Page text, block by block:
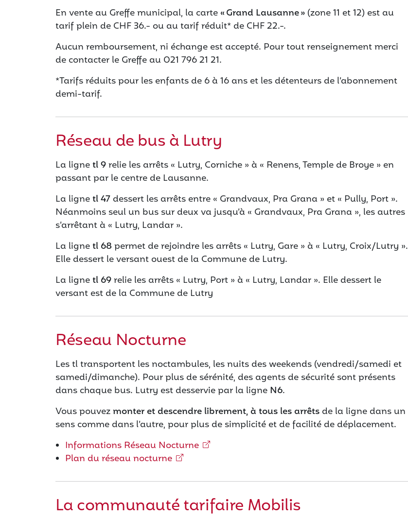
En vente au Greffe municipal, la carte « Grand Lausanne » (zone 11 et 12) est au
tarif plein de CHF 36.- ou au tarif réduit* de CHF 22.-.
Aucun remboursement, ni échange est accepté. Pour tout renseignement merci
de contacter le Greffe au 021 796 21 21.
*Tarifs réduits pour les enfants de 6 à 16 ans et les détenteurs de l’abonnement
demi-tarif.
Réseau de bus à Lutry
La lignetl 9relie les arrêts « Lutry, Corniche » à « Renens, Temple de Broye » en
passant par le centre de Lausanne.
La lignetl 47 dessert les arrêts entre « Grandvaux, Pra Grana » et « Pully, Port ».
Néanmoins seul un bus sur deux va jusqu’à « Grandvaux, Pra Grana », les autres
s’arrêtant à « Lutry, Landar ».
La lignetl 68permet de rejoindre les arrêts « Lutry, Gare » à « Lutry, Croix/Lutry ».
Elle dessert le versant ouest de la Commune de Lutry.
La lignetl 69relie les arrêts « Lutry, Port » à « Lutry, Landar ». Elle dessert le
versant est de la Commune de Lutry
Réseau Nocturne
Les tl transportent les noctambules, les nuits des weekends (vendredi/samedi et
samedi/dimanche). Pour plus de sérénité, des agents de sécurité sont présents
dans chaque bus. Lutry est desservie par la ligne N6.
Vous pouvezmonter et descendre librement, à tous les arrêts de la ligne dans un
sens comme dans l’autre, pour plus de simplicité et de facilité de déplacement.
Informations Réseau Nocturne
Plan du réseau nocturne
La communauté tarifaire Mobilis